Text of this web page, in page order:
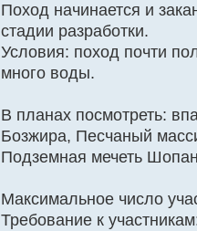
Поход начинается и
стадии разработки.
Условия: поход почти
много воды.
В планах посмотреть:
Бозжира, Песчаный
Подземная мечеть
Максимальное число
Требование к